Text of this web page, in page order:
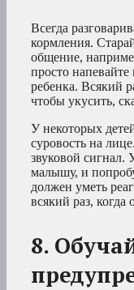
Всегда
кормления.
общение,
просто
ребенка. Всякий
чтобы укусить,
У некоторых
суровость на
звуковой сигнал.
малышу, и
должен уметь
всякий раз, когда
8.